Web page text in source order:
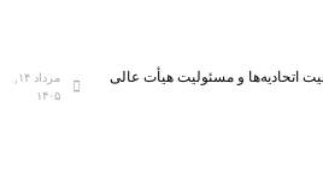
اتحادیه‌ها و مسئولیت هیأت عالی
۱۴۰۵